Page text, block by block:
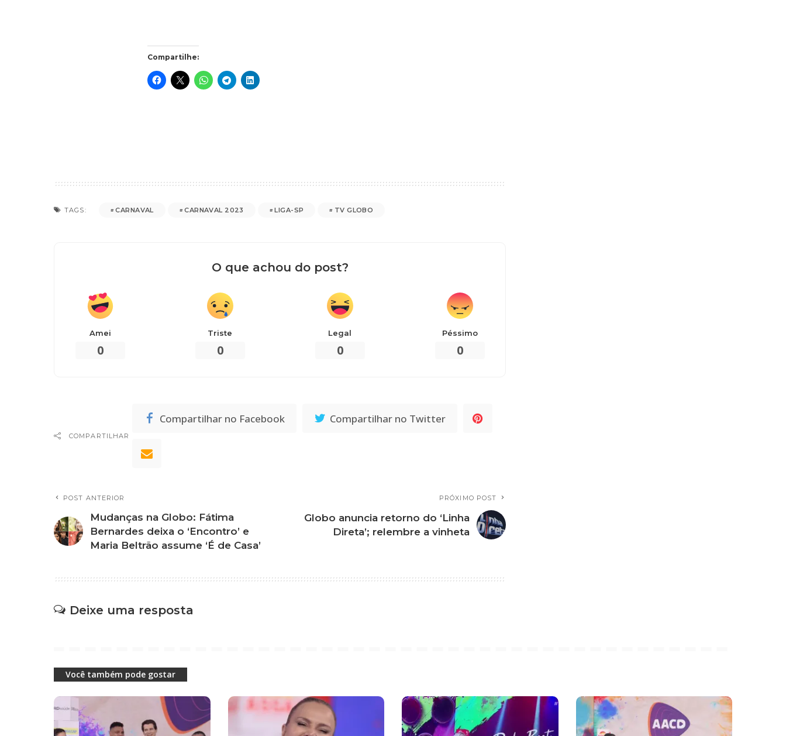
Compartilhe:
TAGS: CARNAVAL CARNAVAL 2023 LIGA-SP TV GLOBO
O que achou do post?
Amei
0
Triste
0
Legal
0
Péssimo
0
COMPARTILHAR
Compartilhar no Facebook Compartilhar no Twitter
POST ANTERIOR
Mudanças na Globo: Fátima
Bernardes deixa o ‘Encontro’ e
Maria Beltrão assume ‘É de Casa’
PRÓXIMO POST
Globo anuncia retorno do ‘Linha
Direta’; relembre a vinheta
Deixe uma resposta
Você também pode gostar